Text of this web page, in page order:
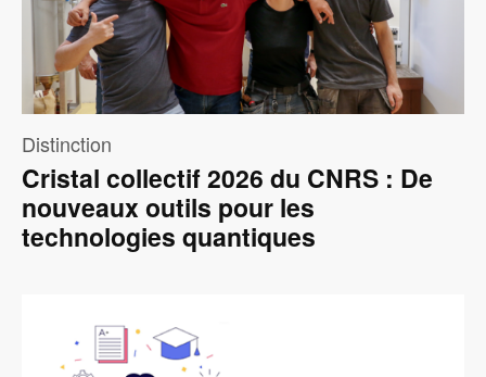
Distinction
Cristal collectif 2026 du CNRS : De
nouveaux outils pour les
technologies quantiques
Image